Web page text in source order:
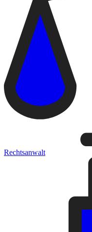
Rechtsanwalt